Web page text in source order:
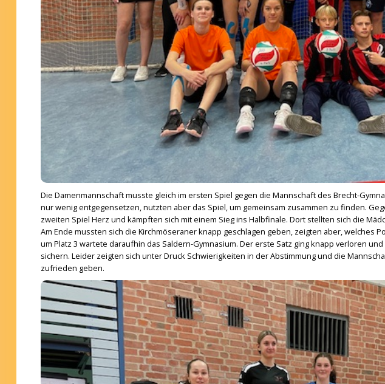
Die Damenmannschaft musste gleich im ersten Spiel gegen die Mannschaft des Brecht-
nur wenig entgegensetzen, nutzten aber das Spiel, um gemeinsam zusammen zu finden.
zweiten Spiel Herz und kämpften sich mit einem Sieg ins Halbfinale. Dort stellten sich die
Am Ende mussten sich die Kirchmöseraner knapp geschlagen geben, zeigten aber, welches
um Platz 3 wartete daraufhin das Saldern-Gymnasium. Der erste Satz ging knapp verloren
sichern. Leider zeigten sich unter Druck Schwierigkeiten in der Abstimmung und die
zufrieden geben.